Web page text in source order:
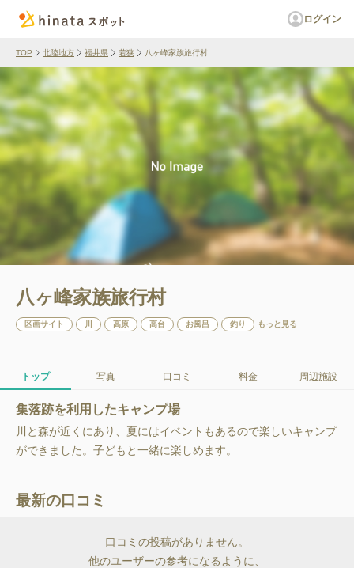
ログイン
TOP 北陸地方 福井県 若狭 八ヶ峰家族旅行村
八ヶ峰家族旅行村
区画サイト 高原 高台 お風呂 釣り もっと見る
トップ 写真 口コミ 料金 周辺施設
集落跡を利用したキャンプ場
川と森が近くにあり、夏にはイベントもあるので楽しいキャンプ
ができました。子どもと一緒に楽しめます。
最新の口コミ
口コミの投稿がありません。
他のユーザーの参考になるように、